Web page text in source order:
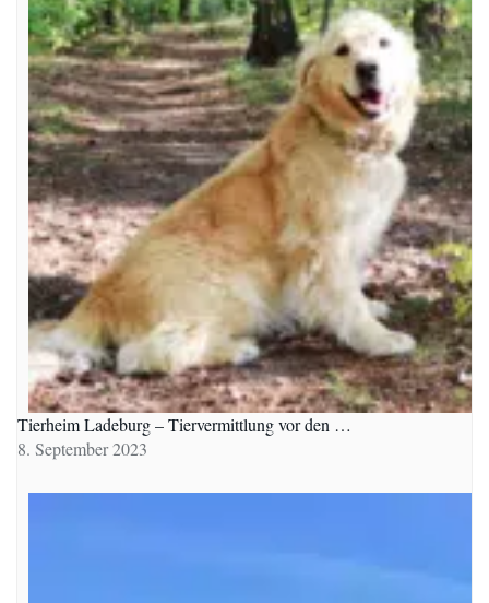
Tierheim Ladeburg – Tiervermittlung vor den …
8. September 2023